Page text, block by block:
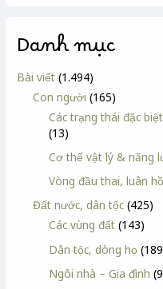
Danh mục
Bài viết (1.494)
Con người (165)
Các trạng thái đặc
(13)
Cơ thể vật lý & năng
Vòng đầu thai, luân
Đất nước, dân tộc (425)
Các vùng đất (143)
Dân tộc, dòng họ
Ngôi nhà – Gia đình